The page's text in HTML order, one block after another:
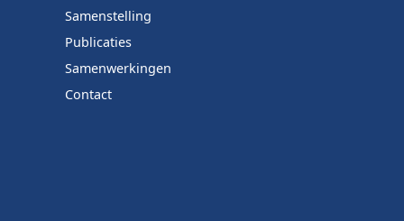
Samenstelling
Publicaties
Samenwerkingen
Contact